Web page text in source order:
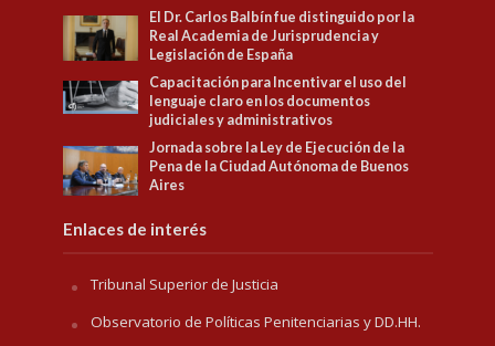
El Dr. Carlos Balbín fue distinguido por la
Real Academia de Jurisprudencia y
Legislación de España
Capacitación para Incentivar el uso del
lenguaje claro en los documentos
judiciales y administrativos
Jornada sobre la Ley de Ejecución de la
Pena de la Ciudad Autónoma de Buenos
Aires
Enlaces de interés
Tribunal Superior de Justicia
Observatorio de Políticas Penitenciarias y DD.HH.